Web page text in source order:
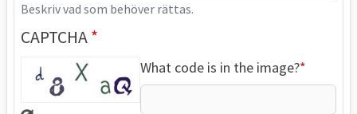
Beskriv vad som behöver rättas.
CAPTCHA
What code is in the image?